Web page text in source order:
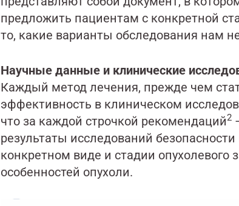
предложить пациентам с конкретной
то, какие варианты обследования нам
Научные данные и клинические
Каждый метод лечения, прежде чем
эффективность в клиническом
что за каждой строчкой рекомендаций2
результаты исследований
конкретном виде и стадии
особенностей опухоли.